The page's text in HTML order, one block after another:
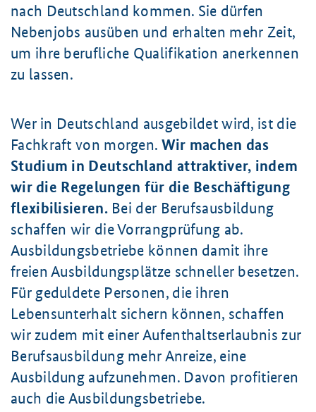
nach Deutschland kommen. Sie dürfen
Nebenjobs ausüben und erhalten mehr Zeit,
um ihre berufliche Qualifikation anerkennen
zu lassen.
Wer in Deutschland ausgebildet wird, ist die
Fachkraft von morgen. Wir machen das
Studium in Deutschland attraktiver, indem
wir die Regelungen für die Beschäftigung
flexibilisieren.Bei der Berufsausbildung
schaffen wir die Vorrangprüfung ab.
Ausbildungs­betriebe können damit ihre
freien Ausbildungs­plätze schneller besetzen.
Für geduldete Personen, die ihren
Lebensunterhalt sichern können, schaffen
wir zudem mit einer Aufenthalts­erlaubnis zur
Berufsausbildung mehr Anreize, eine
Ausbildung aufzunehmen. Davon profitieren
auch die Ausbildungsbetriebe.